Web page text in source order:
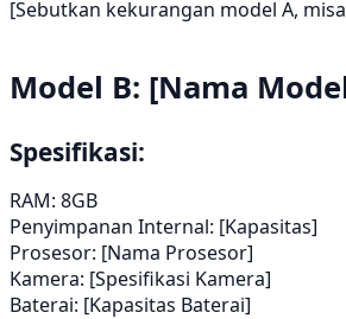
[Sebutkan kekurangan model A,
Model B: [Nama
Spesifikasi:
RAM: 8GB
Penyimpanan Internal: [Kapasitas]
Prosesor: [Nama Prosesor]
Kamera: [Spesifikasi Kamera]
Baterai: [Kapasitas Baterai]